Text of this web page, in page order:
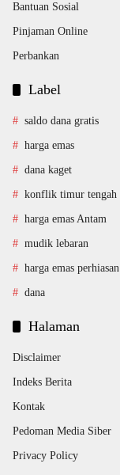
Bantuan Sosial
Pinjaman Online
Perbankan
Label
saldo dana gratis
harga emas
dana kaget
konflik timur tengah
harga emas Antam
mudik lebaran
harga emas perhiasan
dana
Halaman
Disclaimer
Indeks Berita
Kontak
Pedoman Media Siber
Privacy Policy